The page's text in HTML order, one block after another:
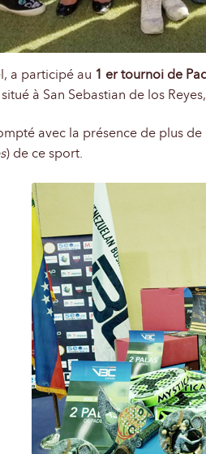
a participé au 1 er tournoi de
situé à San Sebastian de los
avec la présence de plus
) de ce sport.